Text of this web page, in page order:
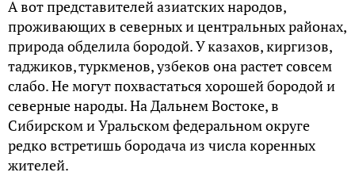
А вот представителей азиатских народов,
проживающих в северных и центральных районах,
природа обделила бородой. У казахов, киргизов,
таджиков, туркменов, узбеков она растет совсем
слабо. Не могут похвастаться хорошей бородой и
северные народы. На Дальнем Востоке, в
Сибирском и Уральском федеральном округе
редко встретишь бородача из числа коренных
жителей.